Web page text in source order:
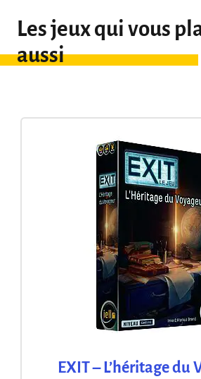
Les jeux qui vous
aussi
EXIT – L’héritage du